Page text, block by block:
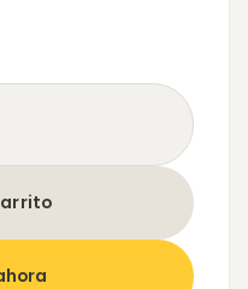
Gris cantidad